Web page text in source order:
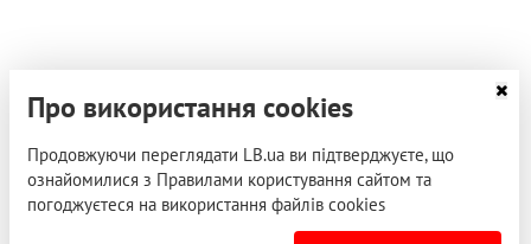
Про використання cookies
Продовжуючи переглядати LB.ua ви підтверджуєте, що
ознайомилися з Правилами користування сайтом та
погоджуєтеся на використання файлів cookies